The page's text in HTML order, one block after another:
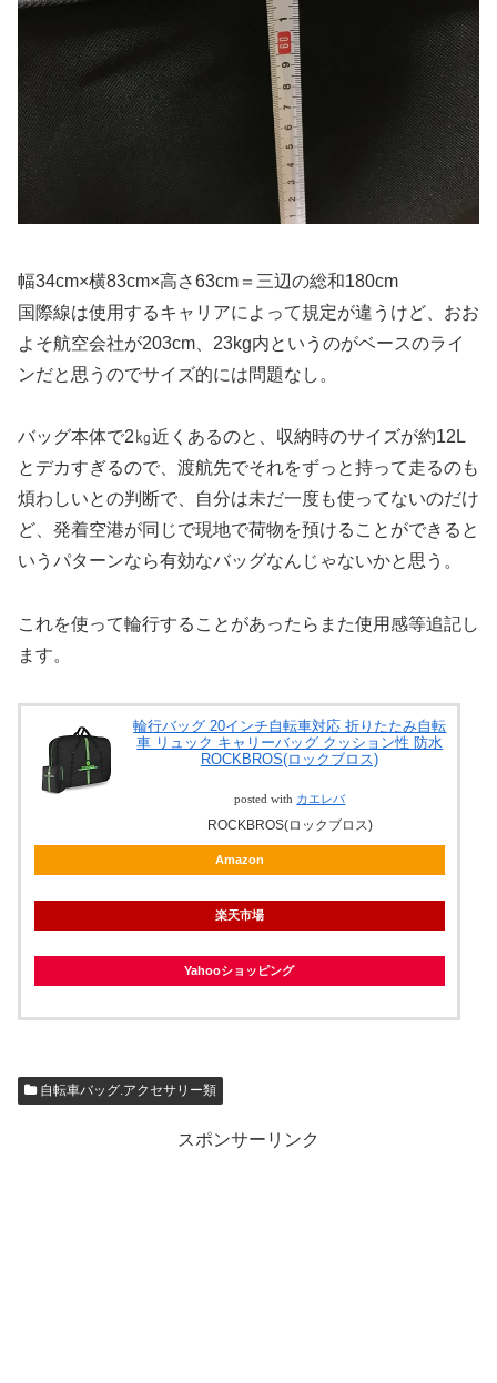
幅34cm×横83cm×高さ63cm＝三辺の総和180cm
国際線は使用するキャリアによって規定が違うけど、おお
よそ航空会社が203cm、23kg内というのがベースのライ
ンだと思うのでサイズ的には問題なし。
バッグ本体で2㎏近くあるのと、収納時のサイズが約12L
とデカすぎるので、渡航先でそれをずっと持って走るのも
煩わしいとの判断で、自分は未だ一度も使ってないのだけ
ど、発着空港が同じで現地で荷物を預けることができると
いうパターンなら有効なバッグなんじゃないかと思う。
これを使って輪行することがあったらまた使用感等追記し
ます。
輪行バッグ 20インチ自転車対応 折りたたみ自転
車 リュック キャリーバッグ クッション性 防水
ROCKBROS(ロックブロス)
posted with カエレバ
ROCKBROS(ロックブロス)
Amazon
楽天市場
Yahooショッピング
自転車バッグ.アクセサリー類
スポンサーリンク